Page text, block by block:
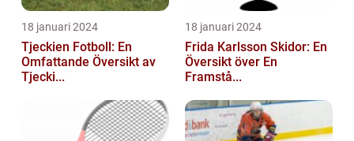
18 januari 2024
Tjeckien Fotboll: En
Omfattande Översikt av
Tjecki...
18 januari 2024
Frida Karlsson Skidor: En
Översikt över En
Framstå...